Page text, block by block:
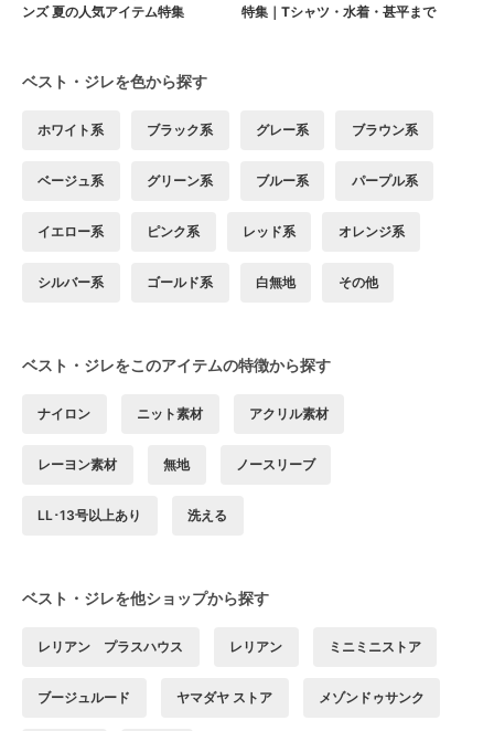
ンズ 夏の人気アイテム特集
特集｜Tシャツ・水着・甚平まで
ベスト・ジレを色から探す
ホワイト系 ブラック系 グレー系 ブラウン系
ベージュ系 グリーン系 ブルー系 パープル系
イエロー系 ピンク系 レッド系 オレンジ系
シルバー系 ゴールド系 白無地 その他
ベスト・ジレをこのアイテムの特徴から探す
ナイロン ニット素材 アクリル素材
レーヨン素材 無地 ノースリーブ
LL･13号以上あり 洗える
ベスト・ジレを他ショップから探す
レリアン プラスハウス レリアン ミニミニストア
ブージュルード ヤマダヤ ストア メゾンドゥサンク